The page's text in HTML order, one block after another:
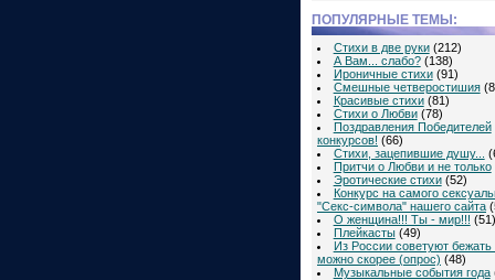
ПОПУЛЯРНЫЕ ТЕМЫ:
Стихи в две руки (212)
А Вам... слабо? (138)
Ироничные стихи (91)
Смешные четверостишия
Красивые стихи (81)
Стихи о Любви (78)
Поздравления Победителей
конкурсов! (66)
Стихи, зацепившие душу...
Притчи о Любви и не только
Эротические стихи (52)
Конкурс на самого
"Секс-символа" нашего сайта
О женщина!!! Ты - мир!!! (51)
Плейкасты (49)
Из России советуют бежать
можно скорее (опрос) (48)
Музыкальные события года